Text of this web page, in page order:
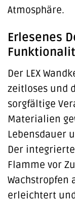
Atmosphäre.
Erlesenes
Der LEX
zeitloses und
sorgfältige
Materialien
Lebensdauer
Der
Flamme vor
Wachstropfen
erleichtert